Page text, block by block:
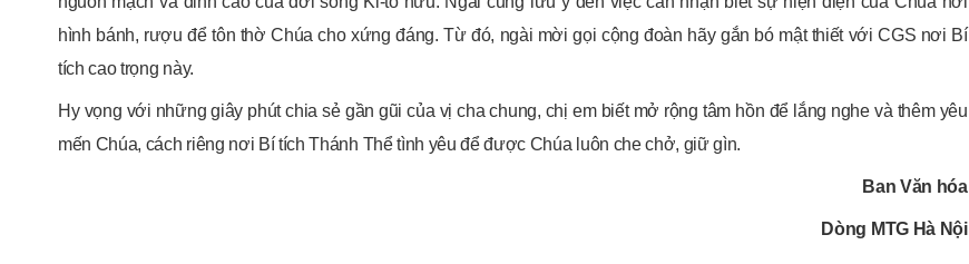
hình bánh, rượu để tôn thờ Chúa cho xứng đáng. Từ đó, ngài mời gọi cộng đoàn hãy gắn bó mật thiết với CGS nơi Bí
tích cao trọng này.
Hy vọng với những giây phút chia sẻ gần gũi của vị cha chung, chị em biết mở rộng tâm hồn để lắng nghe và thêm yêu
mến Chúa, cách riêng nơi Bí tích Thánh Thể tình yêu để được Chúa luôn che chở, giữ gìn.
Ban Văn hóa
Dòng MTG Hà Nội